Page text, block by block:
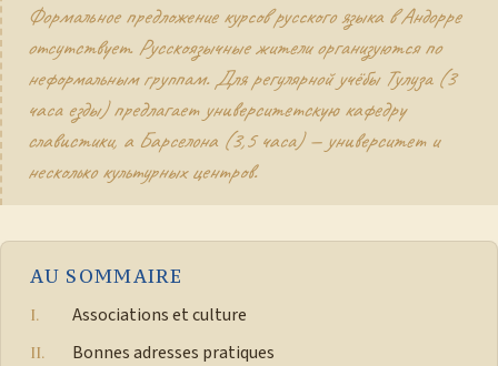
Формальное предложение курсов русского языка в Андорре
отсутствует. Русскоязычные жители организуются по
неформальным группам. Для регулярной учёбы Тулуза (3
часа езды) предлагает университетскую кафедру
славистики, а Барселона (3,5 часа) — университет и
несколько культурных центров.
AU SOMMAIRE
Associations et culture
Bonnes adresses pratiques